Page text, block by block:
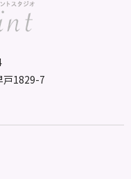
戸1829-7